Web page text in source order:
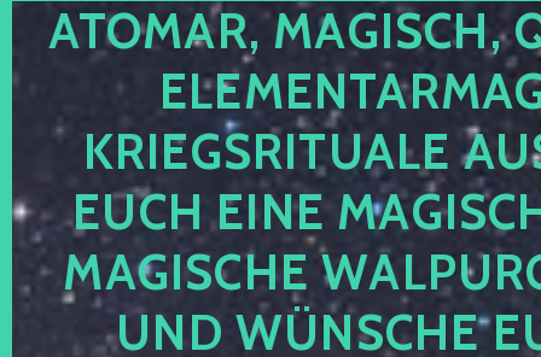
ATOMAR, MAGISCH,
KRIEGSRITUALE
EUCH EINE
MAGISCHE
UND WÜNSCHE